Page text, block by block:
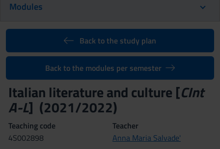
Modules
Back to the study plan
Back to the modules per semester
Italian literature and culture [CInt
A-L] (2021/2022)
Teaching code
4S002898
Teacher
Anna Maria Salvade'